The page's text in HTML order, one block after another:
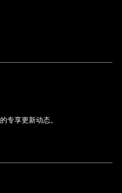
专享更新动态。